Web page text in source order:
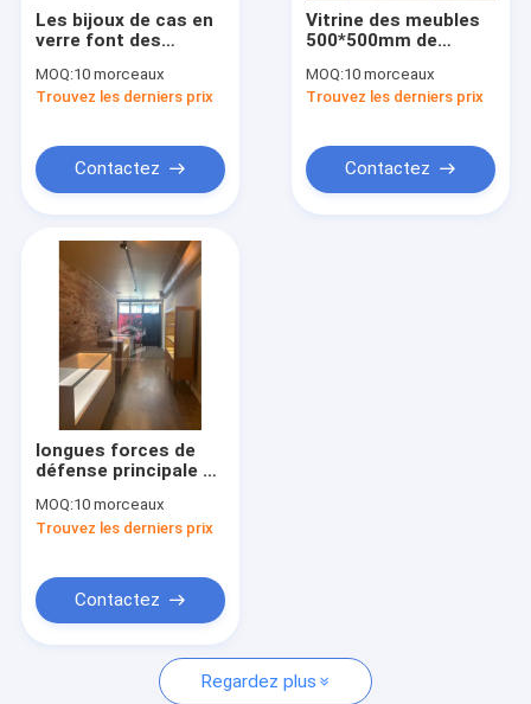
Les bijoux de cas en
verre font des
forces de défense
principale de
profondément
1000mm haut
MOQ:10 morceaux
Trouvez les derniers prix
Contactez
Vitrine des meubles
500*500mm de
T4 LED contre
MOQ:10 morceaux
Trouvez les derniers prix
Contactez
longues forces de
défense principale de
de bijoux de mail de
1050mm 8mm
MOQ:10 morceaux
Trouvez les derniers prix
Contactez
Regardez plus